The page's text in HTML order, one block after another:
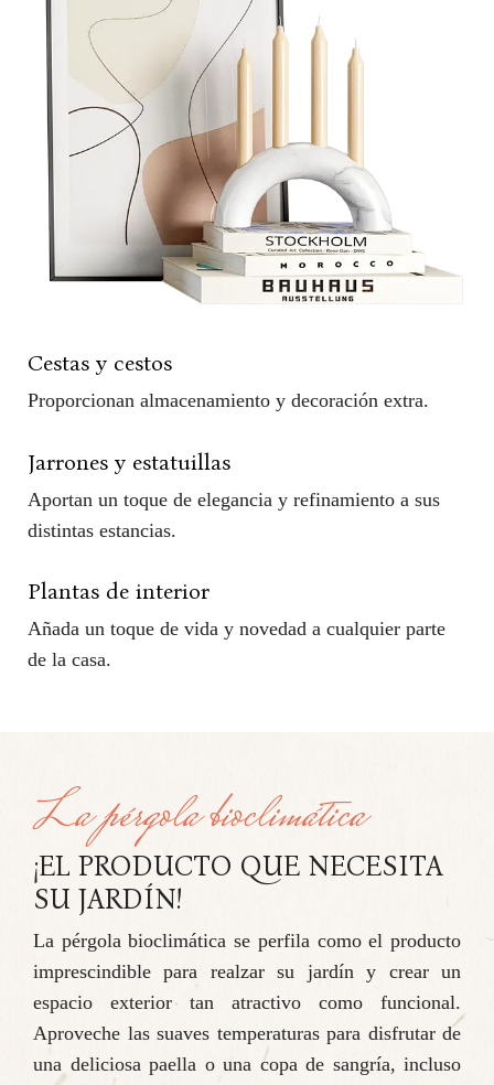
Cestas y cestos
Proporcionan almacenamiento y decoración extra.
Jarrones y estatuillas
Aportan un toque de elegancia y refinamiento a sus
distintas estancias.
Plantas de interior
Añada un toque de vida y novedad a cualquier parte
de la casa.
La pérgola bioclimática
¡EL PRODUCTO QUE NECESITA
SU JARDÍN!
La pérgola bioclimática se perfila como el producto
imprescindible para realzar su jardín y crear un
espacio exterior tan atractivo como funcional.
Aproveche las suaves temperaturas para disfrutar de
una deliciosa paella o una copa de sangría, incluso